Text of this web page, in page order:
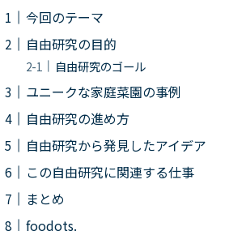
今回のテーマ
自由研究の目的
自由研究のゴール
ユニークな家庭菜園の事例
自由研究の進め方
自由研究から発見したアイデア
この自由研究に関連する仕事
まとめ
foodots.